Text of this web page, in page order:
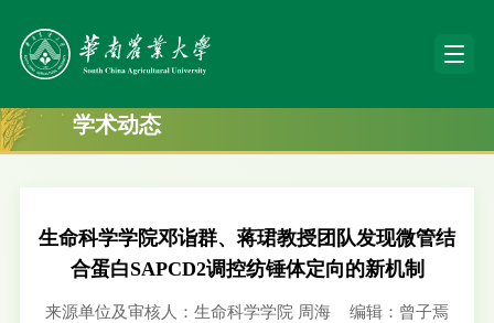
学术动态
生命科学学院邓诣群、蒋珺教授团队发现微管结
合蛋白SAPCD2调控纺锤体定向的新机制
来源单位及审核人：生命科学学院 周海
编辑：曾子焉